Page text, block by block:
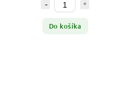
Do košíka